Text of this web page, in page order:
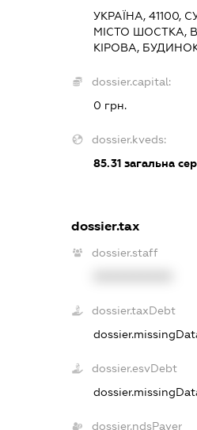
УКРАЇНА, 41100,
МІСТО ШОСТКА,
КІРОВА,
dossier.capital:
0 грн.
dossier.kveds:
85.31 загальна
dossier.tax
dossier.staff
dossier.taxDebt
dossier.esvDebt
dossier.ndsPayer